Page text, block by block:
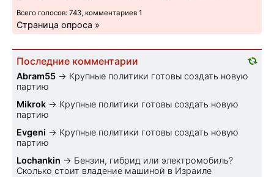
Всего голосов: 743, комментариев 1
Страница опроса »
Последние комментарии
Abram55 → Крупные политики готовы создать новую
партию
Mikrok → Крупные политики готовы создать новую
партию
Evgeni → Крупные политики готовы создать новую
партию
Lochankin → Бензин, гибрид или электромобиль?
Cколько стоит владение машиной в Израиле